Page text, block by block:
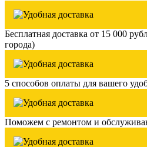
Бесплатная доставка от 15 000
города)
5 способов оплаты для вашего
Поможем с ремонтом и